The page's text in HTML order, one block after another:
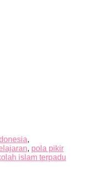
,
, pola pikir
islam terpadu